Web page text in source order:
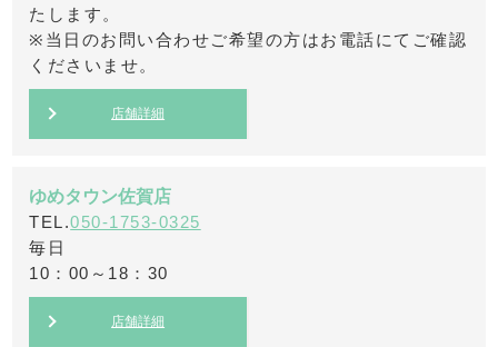
たします。
※当日のお問い合わせご希望の方はお電話にてご確認
くださいませ。
店舗詳細
ゆめタウン佐賀店
TEL.050-1753-0325
毎日
10：00～18：30
店舗詳細